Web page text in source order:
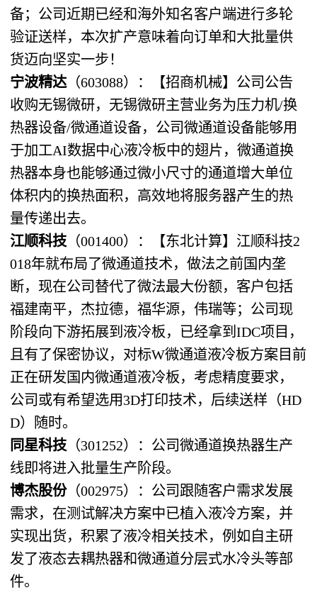
备；公司近期已经和海外知名客户端进行多轮
验证送样，本次扩产意味着向订单和大批量供
货迈向坚实一步！
宁波精达（603088）：【招商机械】公司公告
收购无锡微研，无锡微研主营业务为压力机/换
热器设备/微通道设备，公司微通道设备能够用
于加工AI数据中心液冷板中的翅片，微通道换
热器本身也能够通过微小尺寸的通道增大单位
体积内的换热面积，高效地将服务器产生的热
量传递出去。
江顺科技 （001400）：【东北计算】江顺科技2
018年就布局了微通道技术，做法之前国内垄
断，现在公司替代了微法最大份额，客户包括
福建南平，杰拉德，福华源，伟瑞等；公司现
阶段向下游拓展到液冷板，已经拿到IDC项目，
且有了保密协议，对标W微通道液冷板方案目前
正在研发国内微通道液冷板，考虑精度要求，
公司或有希望选用3D打印技术，后续送样（HD
D）随时。
同星科技 （301252）：公司微通道换热器生产
线即将进入批量生产阶段。
博杰股份（002975）：公司跟随客户需求发展
需求，在测试解决方案中已植入液冷方案，并
实现出货，积累了液冷相关技术，例如自主研
发了液态去耦热器和微通道分层式水冷头等部
件。